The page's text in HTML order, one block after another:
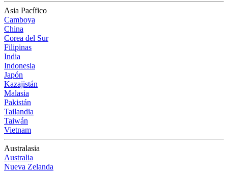
Asia Pacífico
Camboya
China
Corea del Sur
Filipinas
India
Indonesia
Japón
Kazajistán
Malasia
Pakistán
Tailandia
Taiwán
Vietnam
Australasia
Australia
Nueva Zelanda